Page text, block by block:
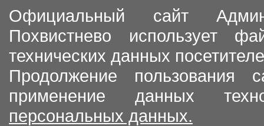
Официальный сайт
Похвистнево использует
технических данных
Продолжение пользования
применение данных
персональных данных.